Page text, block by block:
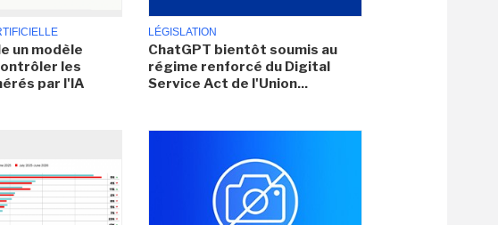
un modèle
les
par l'IA
LÉGISLATION
ChatGPT bientôt soumis au
régime renforcé du Digital
Service Act de l'Union...